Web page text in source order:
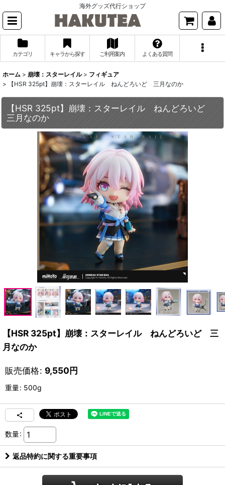
海外グッズ代行ショップ
カテゴリ キャラから探す ご利用案内 よくある質問
ホーム > 崩壊：スターレイル > フィギュア
>
【HSR 325pt】崩壊：スターレイル ねんどろいど 三月なのか
【HSR 325pt】崩壊：スターレイル ねんどろいど
三月なのか
【HSR 325pt】崩壊：スターレイル ねんどろいど 三
月なのか
販売価格: 9,550円
重量: 500g
数量:
返品特約に関する重要事項